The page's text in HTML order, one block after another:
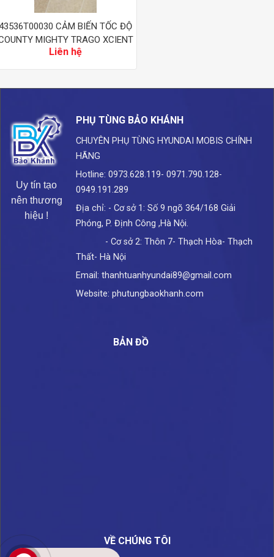
CẢM BIẾN TỐC ĐỘ
MIGHTY TRAGO XCIENT
HYUNDAI
Liên hệ
Uy tín tạo
nên thương
hiệu !
PHỤ TÙNG BẢO KHÁNH
CHUYÊN PHỤ TÙNG HYUNDAI MOBIS CHÍNH
HÃNG
Hotline: 0973.628.119- 0971.790.128-
0949.191.289
Địa chỉ: - Cơ sở 1: Số 9 ngõ 364/168 Giải
Phóng, P. Định Công ,Hà Nội.
- Cơ sở 2: Thôn 7- Thạch Hòa- Thạch
Thất- Hà Nội
Email: thanhtuanhyundai89@gmail.com
Website: phutungbaokhanh.com
BẢN ĐỒ
VỀ CHÚNG TÔI